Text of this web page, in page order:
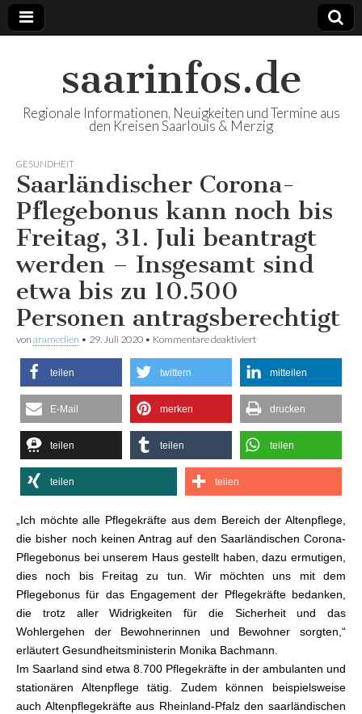
saarinfos.de
Regionale Informationen, Neuigkeiten und Termine aus
den Kreisen Saarlouis & Merzig
GESUNDHEIT
Saarländischer Corona-
Pflegebonus kann noch bis
Freitag, 31. Juli beantragt
werden – Insgesamt sind
etwa bis zu 10.500
Personen antragsberechtigt
von aramedien • 29. Juli 2020 • Kommentare deaktiviert
Juli beantragt werden –
zu 10.500 Personen
antragsberechtigt
teilen twittern mitteilen
E-Mail merken drucken
teilen teilen teilen
teilen teilen
„Ich möchte alle Pflegekräfte aus dem Bereich der Altenpflege,
die bisher noch keinen Antrag auf den Saarländischen Corona-
Pflegebonus bei unserem Haus gestellt haben, dazu ermutigen,
dies noch bis Freitag zu tun. Wir möchten uns mit dem
Pflegebonus für das Engagement der Pflegekräfte bedanken,
die trotz aller Widrigkeiten für die Sicherheit und das
Wohlergehen der Bewohnerinnen und Bewohner sorgten,“
erläutert Gesundheitsministerin Monika Bachmann.
Im Saarland sind etwa 8.700 Pflegekräfte in der ambulanten und
stationären Altenpflege tätig. Zudem können beispielsweise
auch Altenpflegekräfte aus Rheinland-Pfalz den saarländischen